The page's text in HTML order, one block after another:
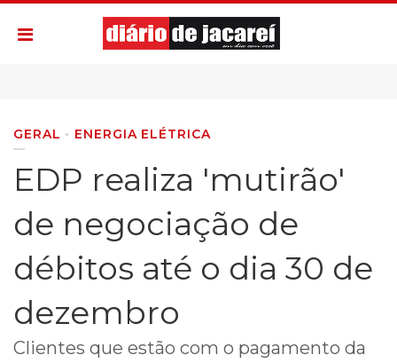
GERAL ENERGIA ELÉTRICA
EDP realiza 'mutirão'
de negociação de
débitos até o dia 30 de
dezembro
Clientes que estão com o pagamento da